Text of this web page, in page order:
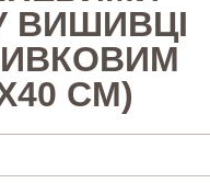
ВИШИВЦІ
СМ)